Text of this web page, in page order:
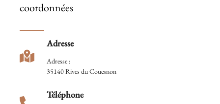
coordonnées
Adresse
Adresse :
35140 Rives du Couesnon
Téléphone